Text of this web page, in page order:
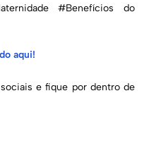
#Benefícios do
aqui!
e fique por dentro de